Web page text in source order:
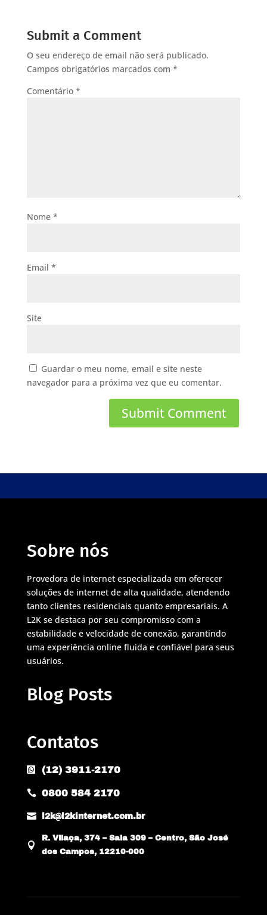
Submit a Comment
O seu endereço de email não será publicado.
Campos obrigatórios marcados com *
Comentário *
Nome *
Email *
Site
Guardar o meu nome, email e site neste
navegador para a próxima vez que eu comentar.
Sobre nós
Provedora de internet especializada em oferecer
soluções de internet de alta qualidade, atendendo
tanto clientes residenciais quanto empresariais. A
L2K se destaca por seu compromisso com a
estabilidade e velocidade de conexão, garantindo
uma experiência online fluida e confiável para seus
usuários.
Blog Posts
Contatos
 (12) 3911-2170
 0800 584 2170
 l2k@l2kinternet.com.br

R. Vilaça, 374 – Sala 309 – Centro, São José
dos Campos, 12210-000